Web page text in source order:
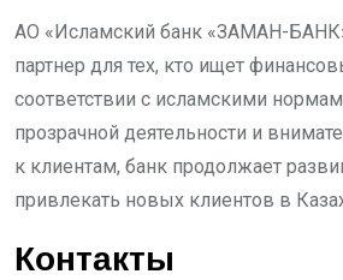
АО «Исламский банк «ЗАМАН-
партнер для тех, кто ищет
соответствии с исламскими
прозрачной деятельности и
к клиентам, банк продолжает
привлекать новых клиентов в
Контакты